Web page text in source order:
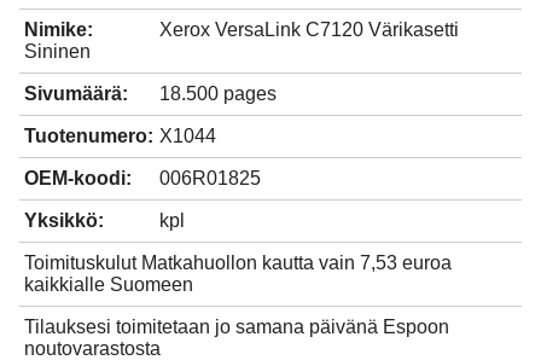
Nimike:
Xerox VersaLink C7120 Värikasetti
Sininen
Sivumäärä: 18.500 pages
Tuotenumero: X1044
OEM-koodi: 006R01825
Yksikkö: kpl
Toimituskulut Matkahuollon kautta vain 7,53 euroa
kaikkialle Suomeen
Tilauksesi toimitetaan jo samana päivänä Espoon
noutovarastosta